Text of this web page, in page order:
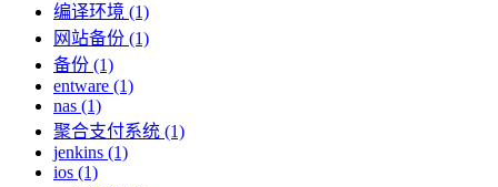
编译环境 (1)
网站备份 (1)
备份 (1)
entware (1)
nas (1)
聚合支付系统 (1)
jenkins (1)
ios (1)